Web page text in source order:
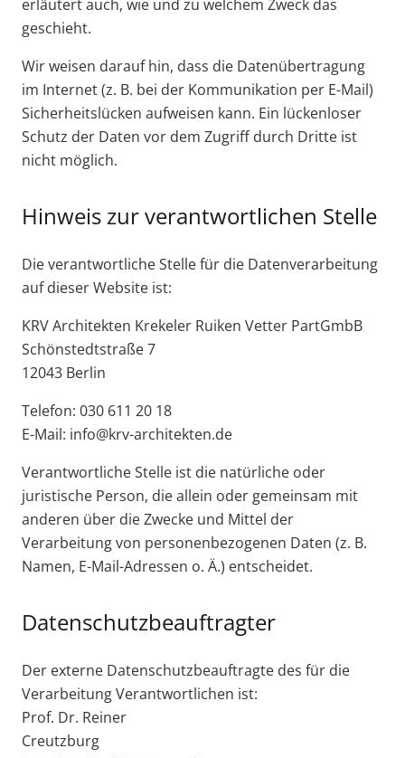
erläutert auch, wie und zu welchem Zweck das
geschieht.
Wir weisen darauf hin, dass die Datenübertragung
im Internet (z. B. bei der Kommunikation per E-Mail)
Sicherheitslücken aufweisen kann. Ein lückenloser
Schutz der Daten vor dem Zugriff durch Dritte ist
nicht möglich.
Hinweis zur verantwortlichen Stelle
Die verantwortliche Stelle für die Datenverarbeitung
auf dieser Website ist:
KRV Architekten Krekeler Ruiken Vetter PartGmbB
Schönstedtstraße 7
12043 Berlin
Telefon: 030 611 20 18
E-Mail: info@krv-architekten.de
Verantwortliche Stelle ist die natürliche oder
juristische Person, die allein oder gemeinsam mit
anderen über die Zwecke und Mittel der
Verarbeitung von personenbezogenen Daten (z. B.
Namen, E-Mail-Adressen o. Ä.) entscheidet.
Datenschutzbeauftragter
Der externe Datenschutzbeauftragte des für die
Verarbeitung Verantwortlichen ist:
Prof. Dr. Reiner
Creutzburg